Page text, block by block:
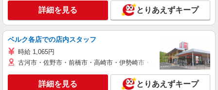
詳細を見る とりあえずキープ
ベルク各店での店内スタッフ
時給 1,065円
古河市・佐野市・前橋市・高崎市・伊勢崎市・太田市・館林市・藤
詳細を見る とりあえずキープ